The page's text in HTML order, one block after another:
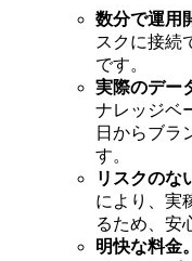
数分で運用
スクに接続
です。
実際のデー
ナレッジベ
日からブラ
す。
リスクのな
により、実
るため、安
明快な料金。